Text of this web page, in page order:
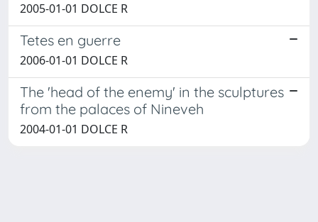
2005-01-01 DOLCE R
Tetes en guerre
2006-01-01 DOLCE R
The 'head of the enemy' in the sculptures
from the palaces of Nineveh
2004-01-01 DOLCE R